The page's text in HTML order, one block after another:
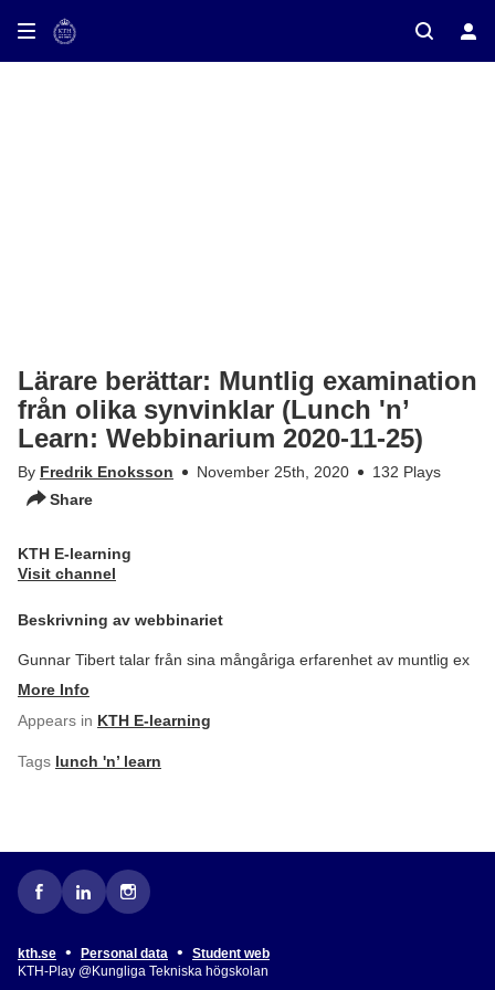
on TV
Lärare berättar: Muntlig examination
från olika synvinklar (Lunch 'n’
Learn: Webbinarium 2020-11-25)
By Fredrik Enoksson November 25th, 2020
132 Plays
Share
KTH E-learning
Visit channel
Beskrivning av webbinariet
Gunnar Tibert talar från sina mångåriga erfarenhet av muntlig ex
More Info
Appears in KTH E-learning
Tags lunch 'n’ learn
kth.se • Personal data •
Student web
KTH-Play @Kungliga Tekniska högskolan